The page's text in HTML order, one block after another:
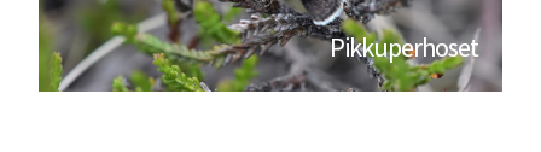
Pikkuperhoset